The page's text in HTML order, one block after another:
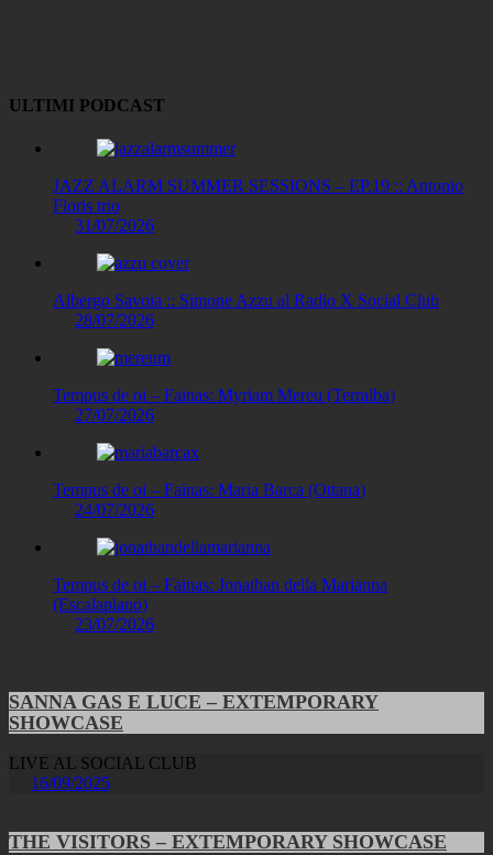
ULTIMI PODCAST
JAZZ ALARM SUMMER SESSIONS – EP.19 :: Antonio
Floris trio
31/07/2026
Albergo Savoia :: Simone Azzu al Radio X Social Club
28/07/2026
Tempus de oi – Fainas: Myriam Mereu (Terralba)
27/07/2026
Tempus de oi – Fainas: Maria Barca (Ottana)
24/07/2026
Tempus de oi – Fainas: Jonathan della Marianna
(Escalaplano)
23/07/2026
SANNA GAS E LUCE – EXTEMPORARY
SHOWCASE
LIVE AL SOCIAL CLUB
16/09/2025
THE VISITORS – EXTEMPORARY SHOWCASE